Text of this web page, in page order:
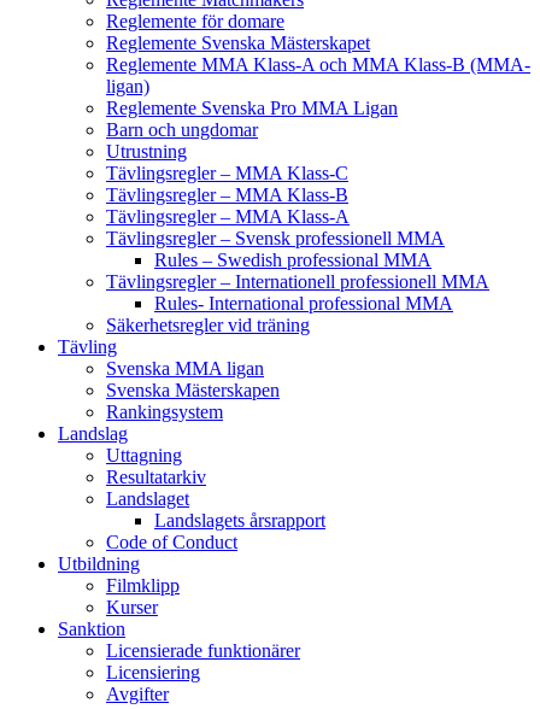
Reglemente för domare
Reglemente Svenska Mästerskapet
Reglemente MMA Klass-A och MMA Klass-B (MMA-
ligan)
Reglemente Svenska Pro MMA Ligan
Barn och ungdomar
Utrustning
Tävlingsregler – MMA Klass-C
Tävlingsregler – MMA Klass-B
Tävlingsregler – MMA Klass-A
Tävlingsregler – Svensk professionell MMA
Rules – Swedish professional MMA
Tävlingsregler – Internationell professionell MMA
Rules- International professional MMA
Säkerhetsregler vid träning
Tävling
Svenska MMA ligan
Svenska Mästerskapen
Rankingsystem
Landslag
Uttagning
Resultatarkiv
Landslaget
Landslagets årsrapport
Code of Conduct
Utbildning
Filmklipp
Kurser
Sanktion
Licensierade funktionärer
Licensiering
Avgifter